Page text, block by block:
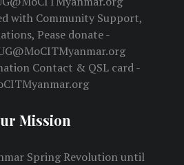
with Community Support,
Pease donate -
Contact & QSL card -
Mission
Spring Revolution until